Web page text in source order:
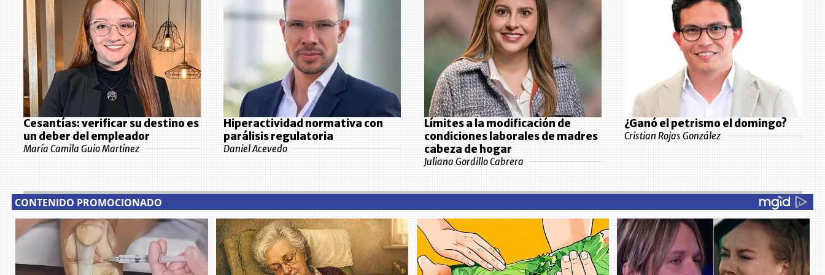
Cesantías: verificar su destino es
un deber del empleador
María Camila Guio Martínez
Hiperactividad normativa con
parálisis regulatoria
Daniel Acevedo
Límites a la modificación de
condiciones laborales de madres
cabeza de hogar
Juliana Gordillo Cabrera
¿Ganó el petrismo el domingo?
Cristian Rojas González